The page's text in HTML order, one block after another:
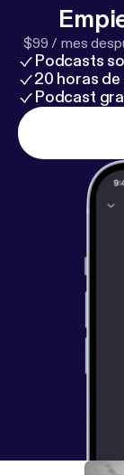
$99 / mes
Podcasts
20 horas
Podcast